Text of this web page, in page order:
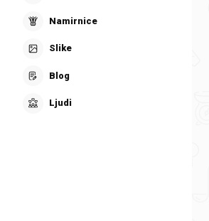
Namirnice
Slike
Blog
Ljudi